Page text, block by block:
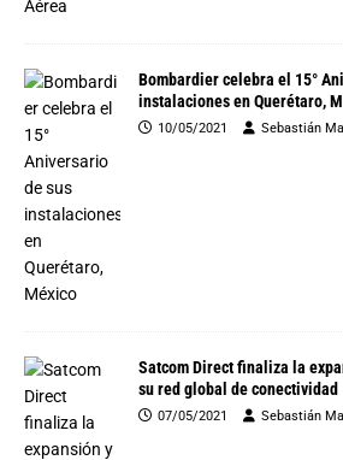
Bombardier celebra el 15°
instalaciones en Querétaro,
10/05/2021 Sebastián
Satcom Direct finaliza la
su red global de conectividad
07/05/2021 Sebastián